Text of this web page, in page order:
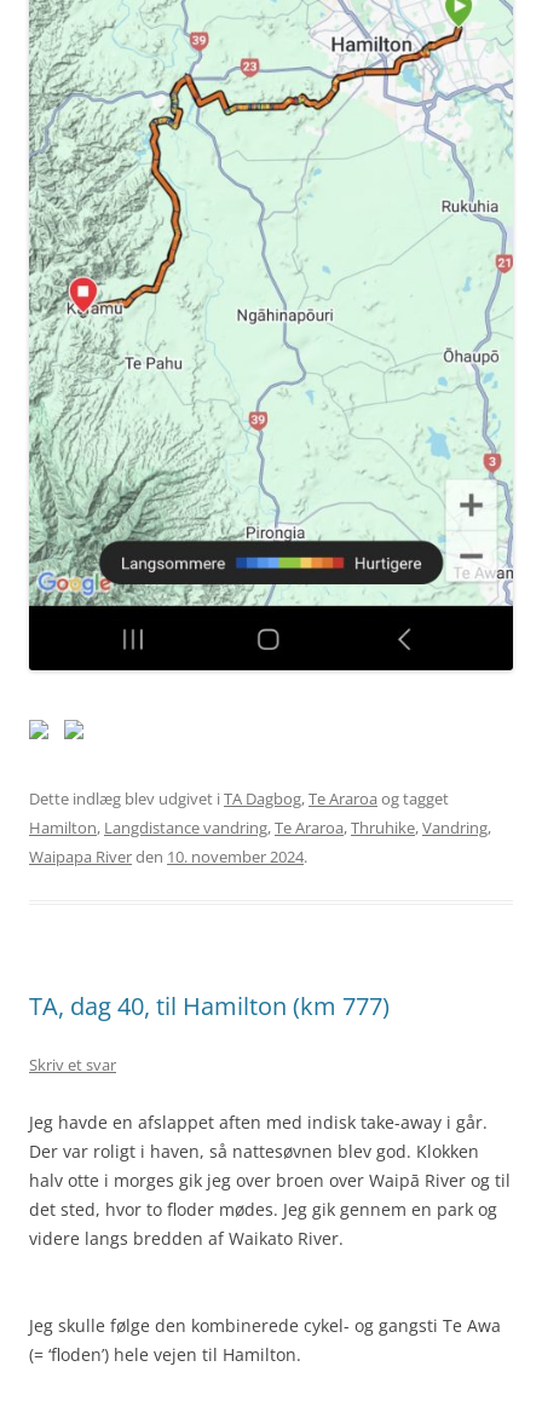
Dette indlæg blev udgivet iTA Dagbog,Te Araroa og tagget
Hamilton, Langdistance vandring,Te Araroa,Thruhike,Vandring,
Waipapa Riverden 10. november 2024.
TA, dag 40, til Hamilton (km 777)
Skriv et svar
Jeg havde en afslappet aften med indisk take-away i går.
Der var roligt i haven, så nattesøvnen blev god. Klokken
halv otte i morges gik jeg over broen over Waipā River og til
det sted, hvor to floder mødes. Jeg gik gennem en park og
videre langs bredden af Waikato River.
Jeg skulle følge den kombinerede cykel- og gangsti Te Awa
(= ‘floden’) hele vejen til Hamilton.